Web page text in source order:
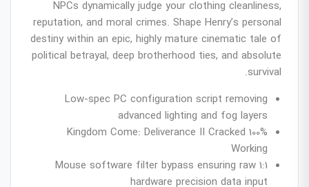
NPCs dynamically judge your clothing cleanliness,
reputation, and moral crimes. Shape Henry’s personal
destiny within an epic, highly mature cinematic tale of
political betrayal, deep brotherhood ties, and absolute
survival.
Low-spec PC configuration script removing
advanced lighting and fog layers
Kingdom Come: Deliverance II Cracked 100%
Working
Mouse software filter bypass ensuring raw 1:1
hardware precision data input